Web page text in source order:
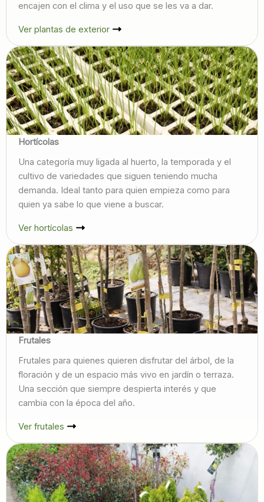
encajen con el clima y el uso que se les va a dar.
Ver plantas de exterior
Hortícolas
Una categoría muy ligada al huerto, la temporada y el
cultivo de variedades que siguen teniendo mucha
demanda. Ideal tanto para quien empieza como para
quien ya sabe lo que viene a buscar.
Ver hortícolas
Frutales
Frutales para quienes quieren disfrutar del árbol, de la
floración y de un espacio más vivo en jardín o terraza.
Una sección que siempre despierta interés y que
cambia con la época del año.
Ver frutales